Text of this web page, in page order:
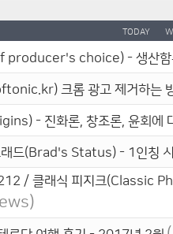
TODAY
producer's choice) - 생산
크롬 광고 제거하는
- 진화론, 창조론, 윤회에
래드(Brad's Status) - 1인칭
/ 클래식 피지크(Classic